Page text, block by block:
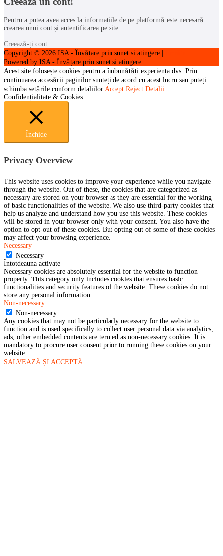
Pentru a putea avea acces la informațiile de pe platformă este necesară
crearea unui cont și autentificarea pe site.
Creează-ți cont
Copyright © 2026 ISA - Învățare prin sunet si atingere
Powered by ISA - Învățare prin sunet si atingere
Acest site folosește cookies pentru a îmbunătăți experiența dvs. Prin
continuarea accesării paginilor sunteți de acord cu acest lucru sau puteți
schimba setările conform detaliilor. Accept Reject Detalii
Confidențialitate & Cookies
Închide
Privacy Overview
This website uses cookies to improve your experience while you navigate
through the website. Out of these, the cookies that are categorized as
necessary are stored on your browser as they are essential for the working
of basic functionalities of the website. We also use third-party cookies that
help us analyze and understand how you use this website. These cookies
will be stored in your browser only with your consent. You also have the
option to opt-out of these cookies. But opting out of some of these cookies
may affect your browsing experience.
Necessary
Necessary
Întotdeauna activate
Necessary cookies are absolutely essential for the website to function
properly. This category only includes cookies that ensures basic
functionalities and security features of the website. These cookies do not
store any personal information.
Non-necessary
Non-necessary
Any cookies that may not be particularly necessary for the website to
function and is used specifically to collect user personal data via analytics,
ads, other embedded contents are termed as non-necessary cookies. It is
mandatory to procure user consent prior to running these cookies on your
website.
SALVEAZĂ ȘI ACCEPTĂ